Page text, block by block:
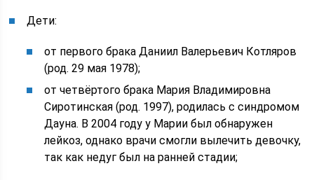
Дети:
от первого брака Даниил Валерьевич Котляров
(род. 29 мая 1978);
от четвёртого брака Мария Владимировна
Сиротинская (род. 1997), родилась с синдромом
Дауна. В 2004 году у Марии был обнаружен
лейкоз, однако врачи смогли вылечить девочку,
так как недуг был на ранней стадии;